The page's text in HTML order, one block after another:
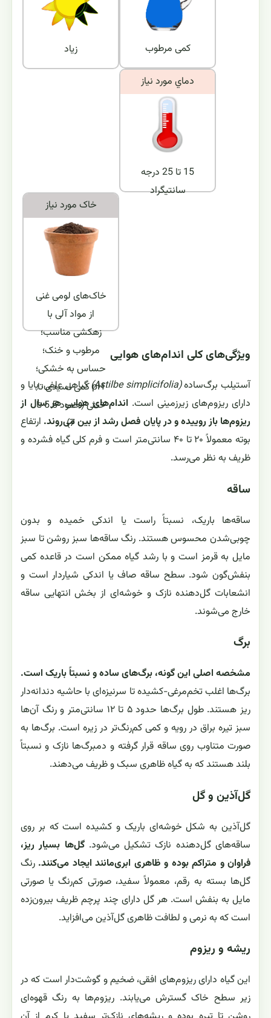
زیاد کمی مرطوب
دماي مورد نياز
15 تا 25 درجه
سانتیگراد
خاک مورد نياز
خاک‌های لومی غنی
از مواد آلی با
زهکشی مناسب؛
مرطوب و خنک؛
حساس به خشکی؛
pH کمی اسیدی تا
خنثی (حدود 5.5 تا
7)
ویژگی‌های کلی اندام‌های هوایی
آستیلب برگ‌ساده(Astilbe simplicifolia)
گیاهی علفی، پایا و
دارای ریزوم‌های زیرزمینی است. اندام‌های هوایی هر سال از
ریزوم‌ها باز روییده و در پایان فصل رشد از بین می‌روند. ارتفاع
بوته معمولاً ۲۰ تا ۴۰ سانتی‌متر است و فرم کلی گیاه فشرده و
ظریف به نظر می‌رسد.
ساقه
ساقه‌ها باریک، نسبتاً راست یا اندکی خمیده و بدون
چوبی‌شدن محسوس هستند. رنگ ساقه‌ها سبز روشن تا سبز
مایل به قرمز است و با رشد گیاه ممکن است در قاعده کمی
بنفش‌گون شود. سطح ساقه صاف یا اندکی شیاردار است و
انشعابات گل‌دهنده نازک و خوشه‌ای از بخش انتهایی ساقه
خارج می‌شوند.
برگ
مشخصه اصلی این گونه، برگ‌های ساده و نسبتاً باریک است.
برگ‌ها اغلب تخم‌مرغی-کشیده تا سرنیزه‌ای با حاشیه دندانه‌دار
ریز هستند. طول برگ‌ها حدود ۵ تا ۱۲ سانتی‌متر و رنگ آن‌ها
سبز تیره براق در رویه و کمی کم‌رنگ‌تر در زیره است. برگ‌ها به
صورت متناوب روی ساقه قرار گرفته و دمبرگ‌ها نازک و نسبتاً
بلند هستند که به گیاه ظاهری سبک و ظریف می‌دهند.
گل‌آذین و گل
گل‌آذین به شکل خوشه‌ای باریک و کشیده است که بر روی
ساقه‌های گل‌دهنده نازک تشکیل می‌شود.گل‌ها بسیار ریز،
فراوان و متراکم بوده و ظاهری ابری‌مانند ایجاد می‌کنند. رنگ
گل‌ها بسته به رقم، معمولاً سفید، صورتی کم‌رنگ یا صورتی
مایل به بنفش است. هر گل دارای چند پرچم ظریف بیرون‌زده
است که به نرمی و لطافت ظاهری گل‌آذین می‌افزاید.
ریشه و ریزوم
این گیاه دارای ریزوم‌های افقی، ضخیم و گوشت‌دار است که در
زیر سطح خاک گسترش می‌یابند. ریزوم‌ها به رنگ قهوه‌ای